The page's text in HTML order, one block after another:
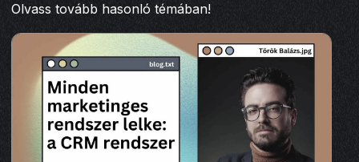
Olvass tovább hasonló témában!